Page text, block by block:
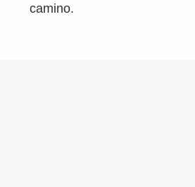
camino.